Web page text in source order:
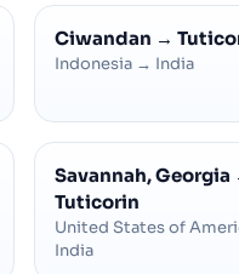
Ciwandan →
Indonesia → India
Savannah, Georgia
Tuticorin
United States of
India